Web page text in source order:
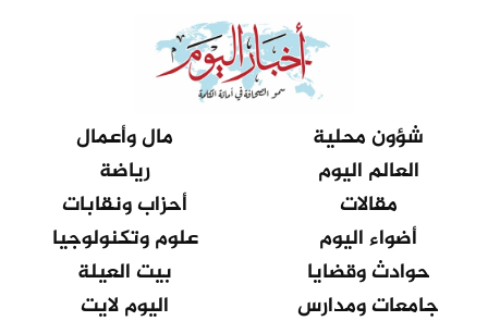
شؤون محلية
مال وأعمال
العالم اليوم
رياضة
مقالات
أحزاب ونقابات
أضواء اليوم
علوم وتكنولوجيا
حوادث وقضايا
بيت العيلة
جامعات ومدارس
اليوم لايت